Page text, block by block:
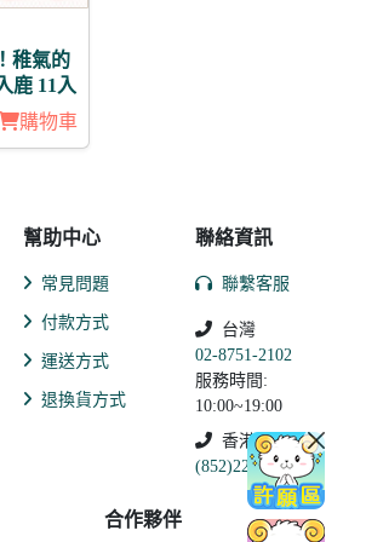
稚氣的
鹿 11入
購物車
幫助中心
常見問題
付款方式
運送方式
退換貨方式
聯絡資訊
聯繫客服
台灣
02-8751-2102
服務時間:
10:00~19:00
香港
(852)2250-9311
合作夥伴